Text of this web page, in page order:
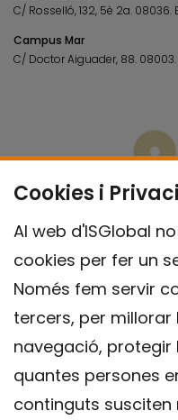
Cookies i
Al web d'ISGlobal
cookies per fer un
Només fem servir
tercers, per
navegació, protegir
quantes persones
continguts susciten
C/ Rosselló, 132, 5è 2a. 08036.
Campus Mar
C/ Doctor Aiguader, 88. 08003.